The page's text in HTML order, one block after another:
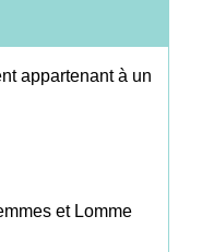
appartenant à un
et Lomme